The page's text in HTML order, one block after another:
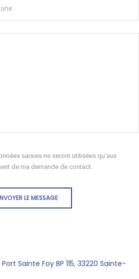
saisies ne seront utilisées qu'aux
de ma demande de contact.
LE MESSAGE
Sainte Foy BP 115, 33220 Sainte-